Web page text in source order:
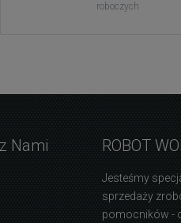
roboczych
Nami ROBOT
Jesteśmy
sprzedaży
pomocników -